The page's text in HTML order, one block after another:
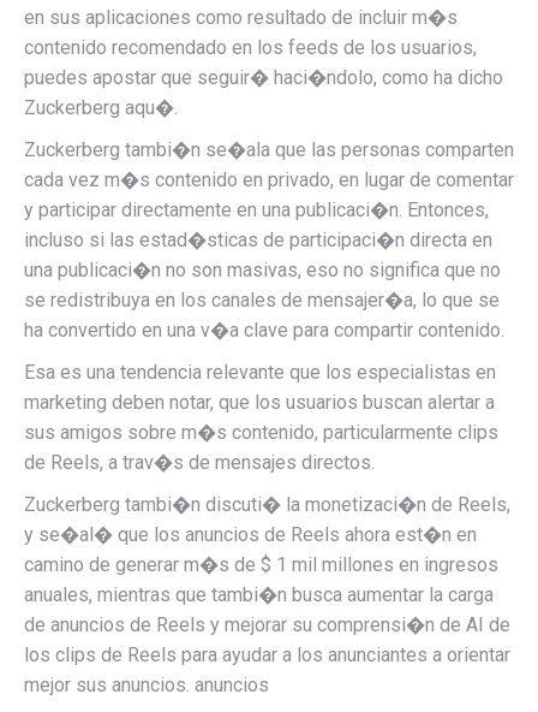
en sus aplicaciones como resultado de incluir m�s
contenido recomendado en los feeds de los usuarios,
puedes apostar que seguir� haci�ndolo, como ha dicho
Zuckerberg aqu�.
Zuckerberg tambi�n se�ala que las personas comparten
cada vez m�s contenido en privado, en lugar de comentar
y participar directamente en una publicaci�n. Entonces,
incluso si las estad�sticas de participaci�n directa en
una publicaci�n no son masivas, eso no significa que no
se redistribuya en los canales de mensajer�a, lo que se
ha convertido en una v�a clave para compartir contenido.
Esa es una tendencia relevante que los especialistas en
marketing deben notar, que los usuarios buscan alertar a
sus amigos sobre m�s contenido, particularmente clips
de Reels, a trav�s de mensajes directos.
Zuckerberg tambi�n discuti� la monetizaci�n de Reels,
y se�al� que los anuncios de Reels ahora est�n en
camino de generar m�s de $ 1 mil millones en ingresos
anuales, mientras que tambi�n busca aumentar la carga
de anuncios de Reels y mejorar su comprensi�n de AI de
los clips de Reels para ayudar a los anunciantes a orientar
mejor sus anuncios. anuncios